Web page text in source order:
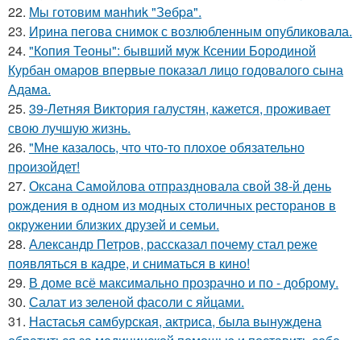
22. Мы готовим мaнhиk "Зeбpa".
23. Ирина пегова снимок с возлюбленным опубликовала.
24. "Копия Теоны": бывший муж Ксении Бородиной
Курбан омаров впервые показал лицо годовалого сына
Адама.
25. 39-Летняя Виктория галустян, кажется, проживает
свою лучшую жизнь.
26. "Мне казалось, что что-то плохое обязательно
произойдет!
27. Оксана Самойлова отпраздновала свой 38-й день
рождения в одном из модных столичных ресторанов в
окружении близких друзей и семьи.
28. Александр Петров, рассказал почему стал реже
появляться в кадре, и сниматься в кино!
29. В доме всё максимально прозрачно и по - доброму.
30. Салат из зеленой фасоли с яйцами.
31. Настасья самбурская, актриса, была вынуждена